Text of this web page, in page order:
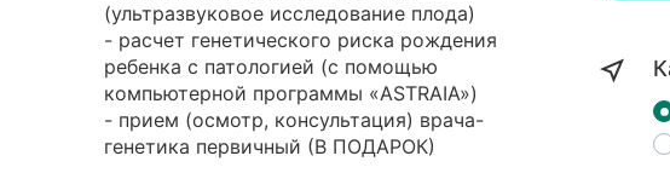
(ультразвуковое исследование плода)
- расчет генетического риска рождения
ребенка с патологией (с помощью
компьютерной программы «ASTRAIA»)
- прием (осмотр, консультация) врача-
генетика первичный (В ПОДАРОК)